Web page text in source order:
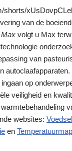
shorts/
van de
Max volgt u Max
van
op
veiligheid en
websites:
en